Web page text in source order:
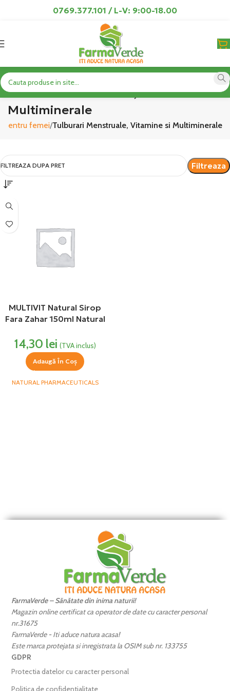
0769.377.101 / L-V: 9:00-18.00
Tulburari Menstruale, Vitamine si
Multiminerale
pentru femei Tulburari Menstruale, Vitamine si Multiminerale
FILTREAZA DUPA PRET Filtreaza
MULTIVIT Natural Sirop
Fara Zahar 150ml Natural
14,30 lei (TVA inclus)
Adaugă În Coș
NATURAL PHARMACEUTICALS
FarmaVerde – Sănătate din inima naturii!
Magazin online certificat ca operator de date cu caracter personal
nr.31675
FarmaVerde - Iti aduce natura acasa!
Este marca protejata si inregistrata la OSIM sub nr. 133755
GDPR
Protectia datelor cu caracter personal
Politica de confidentialitate